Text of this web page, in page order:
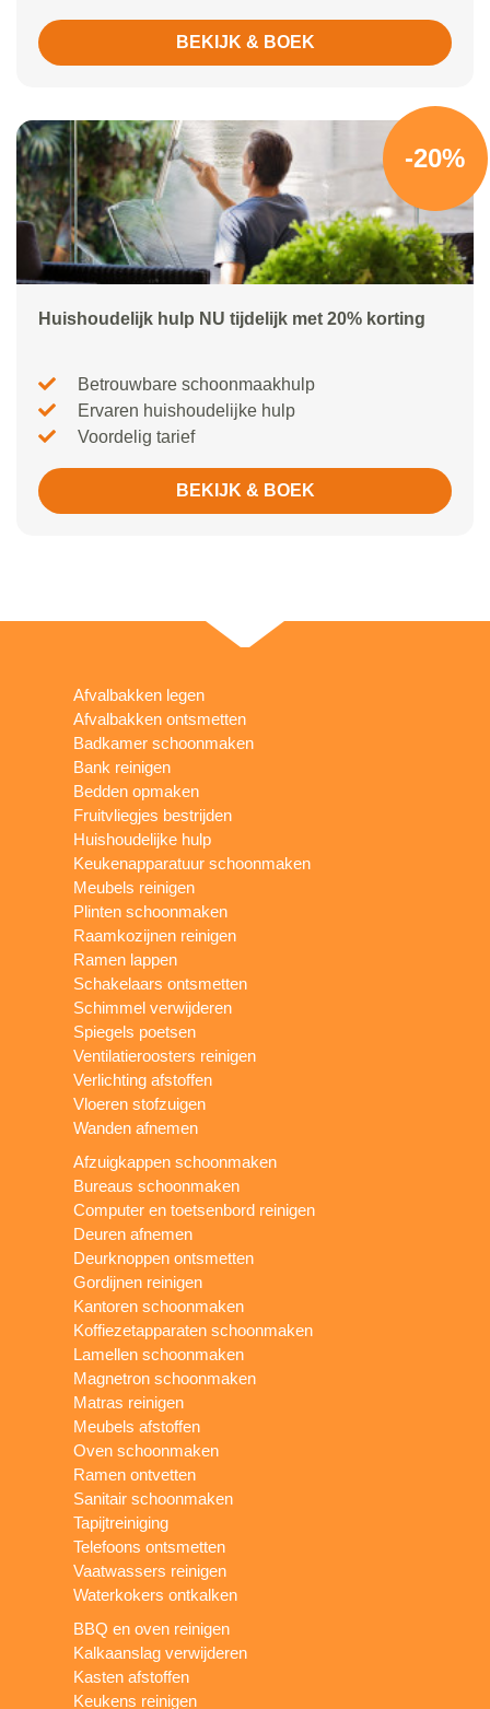
BEKIJK & BOEK
-20%
Huishoudelijk hulp NU tijdelijk met 20% korting
Betrouwbare schoonmaakhulp
Ervaren huishoudelijke hulp
Voordelig tarief
BEKIJK & BOEK
Afvalbakken legen
Afvalbakken ontsmetten
Badkamer schoonmaken
Bank reinigen
Bedden opmaken
Fruitvliegjes bestrijden
Huishoudelijke hulp
Keukenapparatuur schoonmaken
Meubels reinigen
Plinten schoonmaken
Raamkozijnen reinigen
Ramen lappen
Schakelaars ontsmetten
Schimmel verwijderen
Spiegels poetsen
Ventilatieroosters reinigen
Verlichting afstoffen
Vloeren stofzuigen
Wanden afnemen
Afzuigkappen schoonmaken
Bureaus schoonmaken
Computer en toetsenbord reinigen
Deuren afnemen
Deurknoppen ontsmetten
Gordijnen reinigen
Kantoren schoonmaken
Koffiezetapparaten schoonmaken
Lamellen schoonmaken
Magnetron schoonmaken
Matras reinigen
Meubels afstoffen
Oven schoonmaken
Ramen ontvetten
Sanitair schoonmaken
Tapijtreiniging
Telefoons ontsmetten
Vaatwassers reinigen
Waterkokers ontkalken
BBQ en oven reinigen
Kalkaanslag verwijderen
Kasten afstoffen
Keukens reinigen